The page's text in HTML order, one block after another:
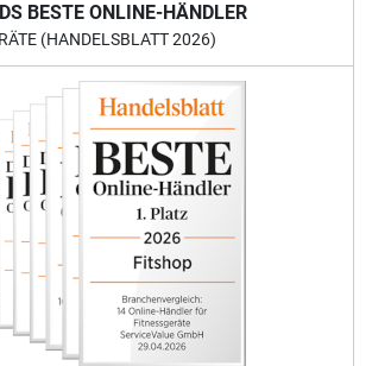
BESTE ONLINE-HÄNDLER
(HANDELSBLATT 2026)